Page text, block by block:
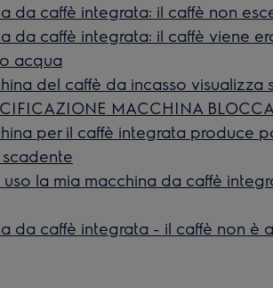
da caffè integrata: il caffè non
da caffè integrata: il caffè viene
acqua
del caffè da incasso visualizza
MACCHINA
per il caffè integrata produce
scadente
la mia macchina da caffè
da caffè integrata - il caffè non è